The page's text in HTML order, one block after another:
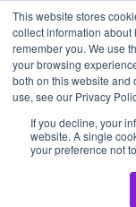
This website stores
collect information about
remember you. We use
your browsing
both on this website and
use, see our Privacy
If you decline, your
website. A single
your preference not
完全無添
ま工房」